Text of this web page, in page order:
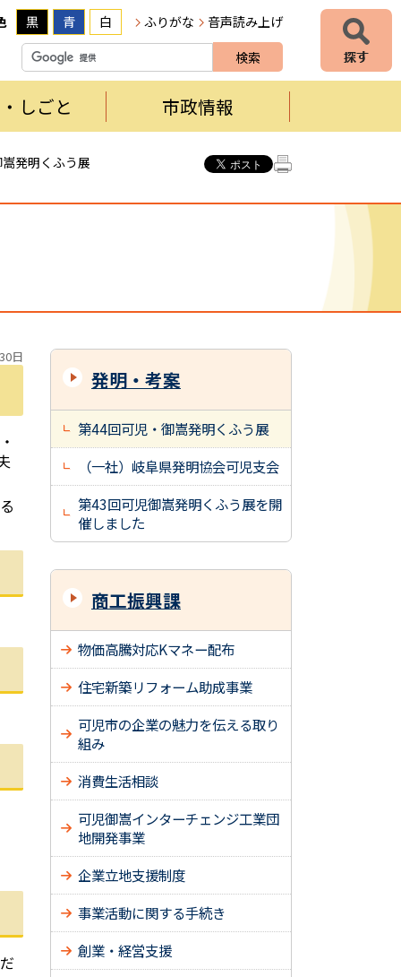
黒 青 白 ふりがな 音声読み上げ
しごと 市政情報
発明くふう展
日
発明・考案
第44回可児・御嵩発明くふう展
（一社）岐阜県発明協会可児支会
第43回可児御嵩発明くふう展を開
催しました
商工振興課
物価高騰対応Kマネー配布
住宅新築リフォーム助成事業
可児市の企業の魅力を伝える取り
組み
消費生活相談
可児御嵩インターチェンジ工業団
地開発事業
企業立地支援制度
事業活動に関する手続き
創業・経営支援